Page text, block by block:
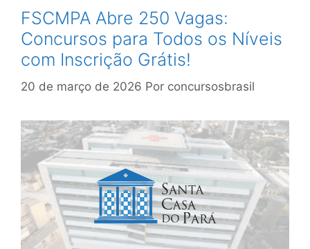
FSCMPA Abre 250 Vagas:
Concursos para Todos os Níveis
com Inscrição Grátis!
20 de março de 2026 Por concursosbrasil